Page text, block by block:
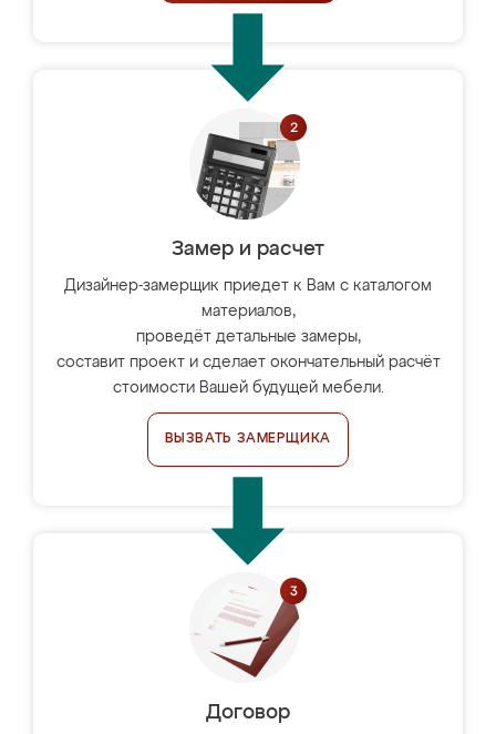
Замер и расчет
Дизайнер-замерщик приедет к Вам с каталогом
материалов,
проведёт детальные замеры,
составит проект и сделает окончательный расчёт
стоимости Вашей будущей мебели.
ВЫЗВАТЬ ЗАМЕРЩИКА
Договор